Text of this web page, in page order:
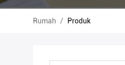
Rumah / Produk